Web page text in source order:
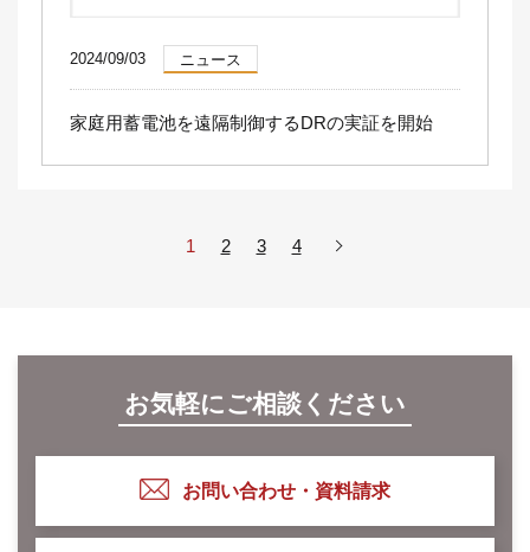
2024/09/03 ニュース
家庭用蓄電池を遠隔制御するDRの実証を開始
1 2 3 4
お気軽にご相談ください
お問い合わせ・資料請求